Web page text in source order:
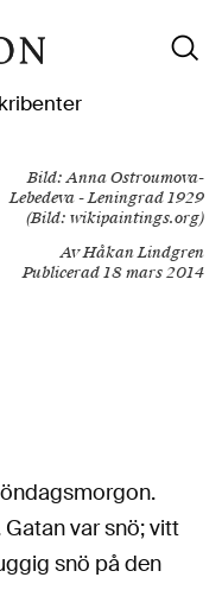
Bild: Anna Ostroumova-
Lebedeva - Leningrad 1929
(Bild: wikipaintings.org)
Av Håkan Lindgren
Publicerad 18 mars 2014
var snö; vitt
snö på den